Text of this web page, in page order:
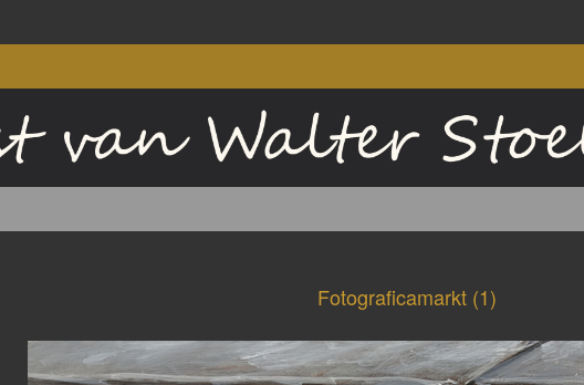
Fotograficamarkt (1)